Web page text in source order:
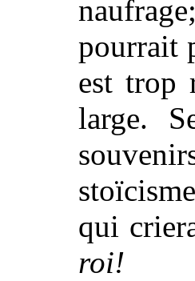
pourrait
est trop
large.
qui
roi!